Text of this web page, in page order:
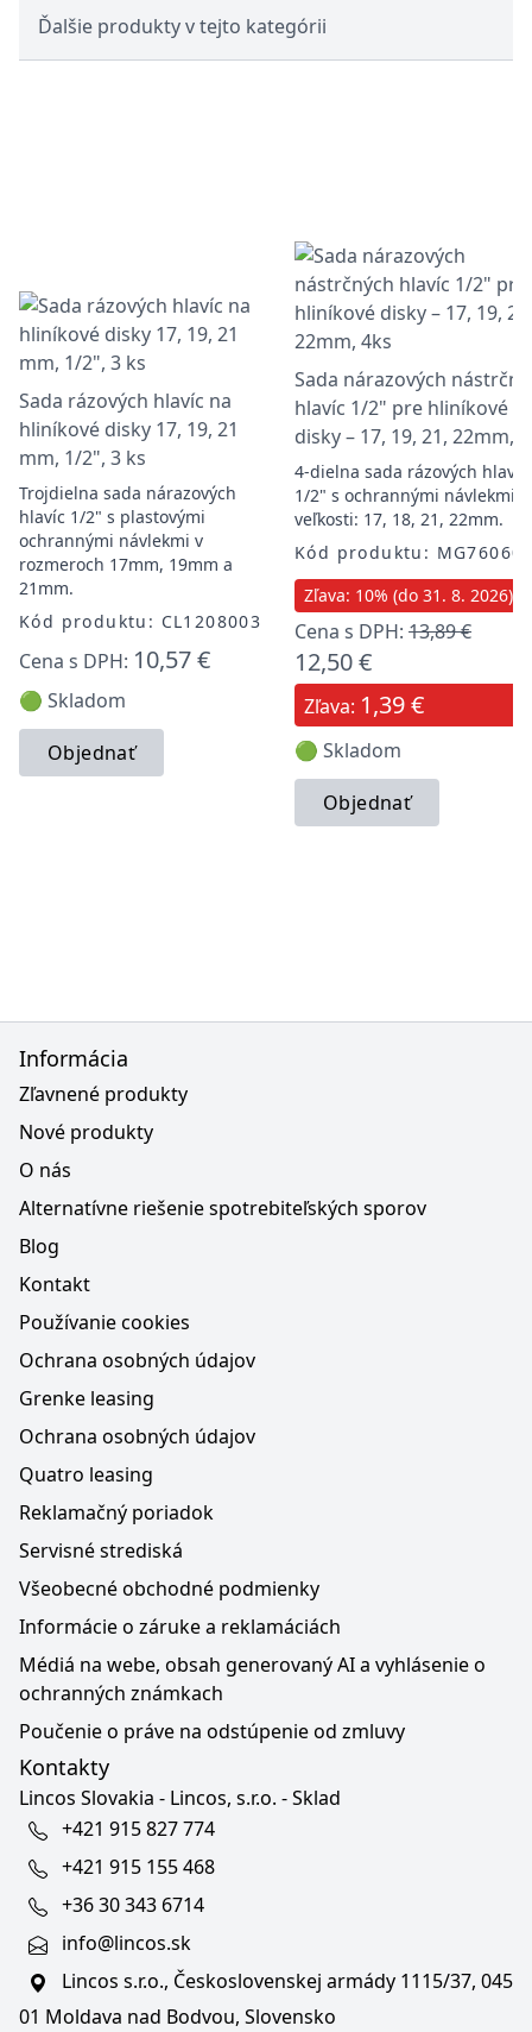
Ďalšie produkty v tejto kategórii
Sada rázových hlavíc na
hliníkové disky 17, 19, 21
mm, 1/2", 3 ks
Trojdielna sada nárazových
hlavíc 1/2" s plastovými
ochrannými návlekmi v
rozmeroch 17mm, 19mm a
21mm.
Kód produktu: CL1208003
Cena s DPH: 10,57 €
🟢 Skladom
Objednať
Sada nárazových
hlavíc 1/2" pre hliníkové
disky – 17, 19, 21, 22mm,
4-dielna sada rázových hlavíc
1/2" s ochrannými návlekmi,
veľkosti: 17, 18, 21, 22mm.
Kód produktu:
Zľava: 10% (do 31. 8. 2026)
Cena s DPH: 13,89 €
12,50 €
Zľava: 1,39 €
🟢 Skladom
Objednať
Informácia
Zľavnené produkty
Nové produkty
O nás
Alternatívne riešenie spotrebiteľských sporov
Blog
Kontakt
Používanie cookies
Ochrana osobných údajov
Grenke leasing
Ochrana osobných údajov
Quatro leasing
Reklamačný poriadok
Servisné strediská
Všeobecné obchodné podmienky
Informácie o záruke a reklamáciách
Médiá na webe, obsah generovaný AI a vyhlásenie o
ochranných známkach
Poučenie o práve na odstúpenie od zmluvy
Kontakty
Lincos Slovakia - Lincos, s.r.o. - Sklad
+421 915 827 774
+421 915 155 468
+36 30 343 6714
info@lincos.sk
Lincos s.r.o., Československej armády 1115/37, 045
01 Moldava nad Bodvou, Slovensko